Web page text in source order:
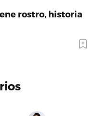
rostro, historia